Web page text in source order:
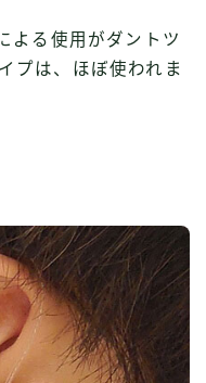
よる使用がダントツ
プは、ほぼ使われま